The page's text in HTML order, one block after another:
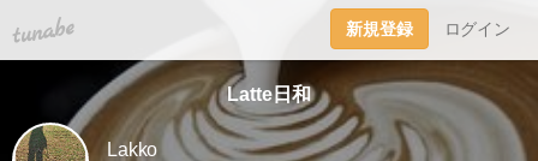
tuna.be 新規登録 ログイン
Latte日和
Lakko